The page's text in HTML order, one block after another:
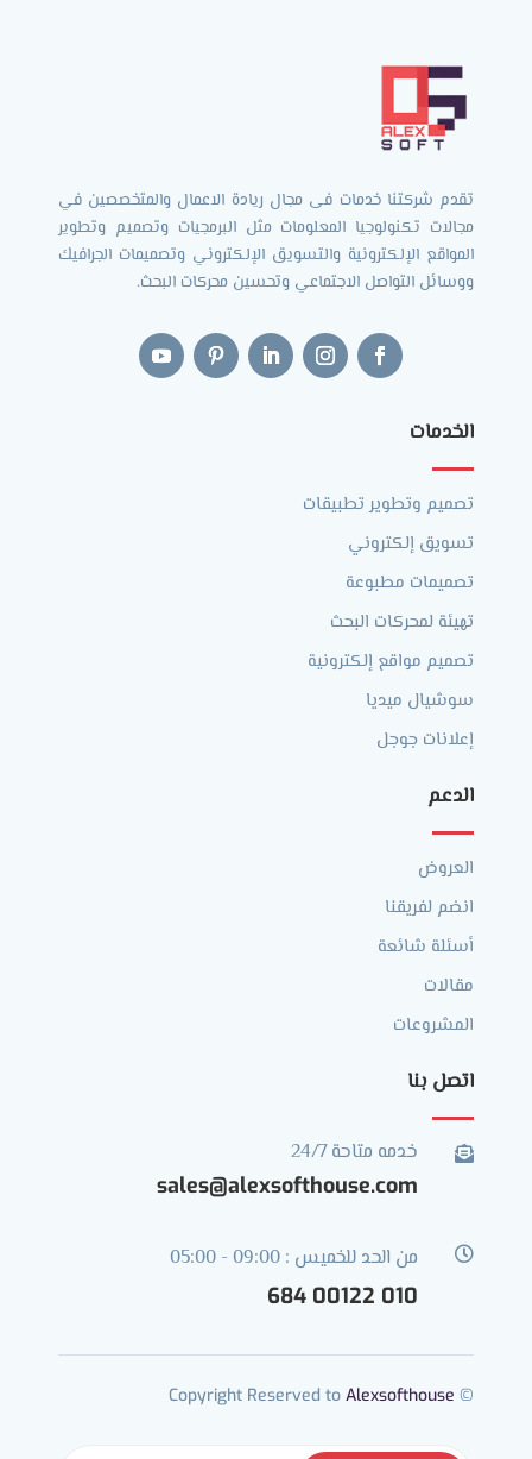
تقدم شركتنا خدمات فى مجال ريادة الاعمال والمتخصصين في
مجالات تكنولوجيا المعلومات مثل البرمجيات وتصميم وتطوير
المواقع الإلكترونية والتسويق الإلكتروني وتصميمات الجرافيك
ووسائل التواصل الاجتماعي وتحسين محركات البحث.
الخدمات
تصميم وتطوير تطبيقات
تسويق إلكتروني
تصميمات مطبوعة
تهيئة لمحركات البحث
تصميم مواقع إلكترونية
سوشيال ميديا
إعلانات جوجل
الدعم
العروض
انضم لفريقنا
أسئلة شائعة
مقالات
المشروعات
اتصل بنا
 خدمه متاحة 24/7
sales@alexsofthouse.com
 من الحد للخميس : 09:00 - 05:00
010 00122 684
© Copyright Reserved to
Alexsofthouse